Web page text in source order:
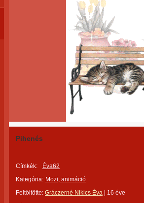
Pihenés
Címkék:
Éva62
Kategória: Mozi, animáció
Feltöltötte: Gráczerné Nikics Éva
16 éve